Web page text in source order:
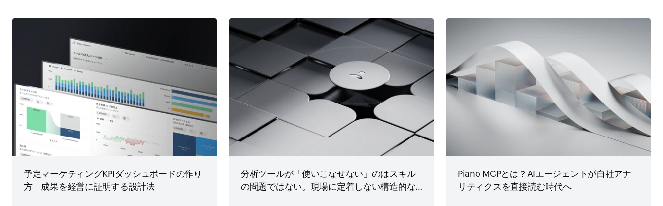
予定マーケティングKPIダッシュボードの作り
方｜成果を経営に証明する設計法
分析ツールが「使いこなせない」のはスキル
の問題ではない。現場に定着しない構造的な
Piano MCPとは？AIエージェントが自社アナ
リティクスを直接読む時代へ